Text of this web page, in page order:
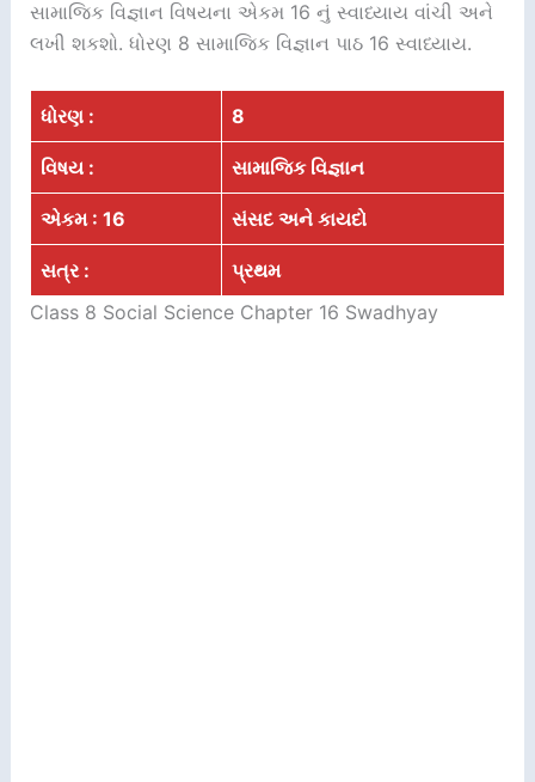
સામાજિક વિજ્ઞાન વિષયના એકમ 16 નું સ્વાધ્યાય વાંચી અને
લખી શકશો. ધોરણ 8 સામાજિક વિજ્ઞાન પાઠ 16 સ્વાધ્યાય.
ધોરણ : 8
વિષય : સામાજિક વિજ્ઞાન
એકમ : 16 સંસદ અને કાયદો
સત્ર :
પ્રથમ
Class 8 Social Science Chapter 16 Swadhyay